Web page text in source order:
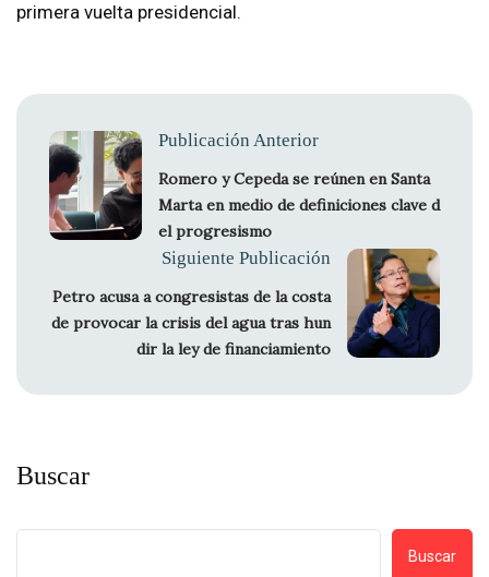
primera vuelta presidencial.
Publicación Anterior
Romero y Cepeda se reúnen en Santa
Marta en medio de definiciones clave d
el progresismo
Siguiente Publicación
Petro acusa a congresistas de la costa
de provocar la crisis del agua tras hun
dir la ley de financiamiento
Buscar
Buscar